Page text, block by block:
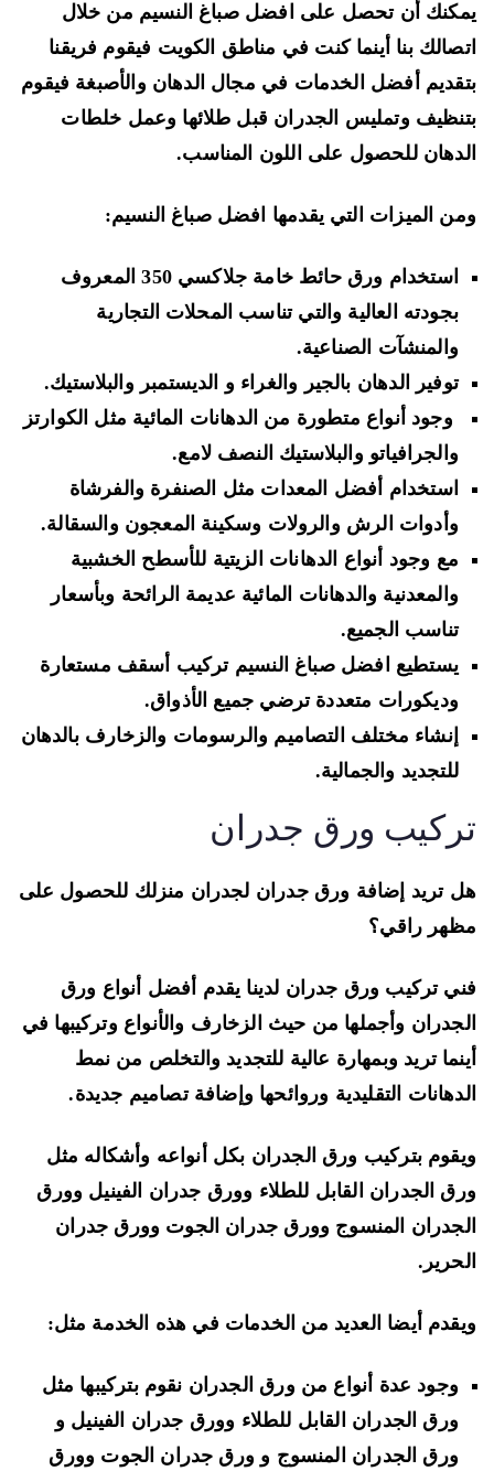
أن تحصل على افضل صباغ النسيم من خلال
بنا أينما كنت في مناطق الكويت فيقوم فريقنا
أفضل الخدمات في مجال الدهان والأصبغة فيقوم
وتمليس الجدران قبل طلائها وعمل خلطات
للحصول على اللون المناسب.
الميزات التي يقدمها افضل صباغ النسيم:
استخدام ورق حائط خامة جلاكسي 350 المعروف
بجودته العالية والتي تناسب المحلات التجارية
والمنشآت الصناعية.
توفير الدهان بالجير والغراء و الديستمبر والبلاستيك.
وجود أنواع متطورة من الدهانات المائية مثل الكوارتز
والجرافياتو والبلاستيك النصف لامع.
استخدام أفضل المعدات مثل الصنفرة والفرشاة
وأدوات الرش والرولات وسكينة المعجون والسقالة.
مع وجود أنواع الدهانات الزيتية للأسطح الخشبية
والمعدنية والدهانات المائية عديمة الرائحة وبأسعار
تناسب الجميع.
يستطيع افضل صباغ النسيم تركيب أسقف مستعارة
وديكورات متعددة ترضي جميع الأذواق.
إنشاء مختلف التصاميم والرسومات والزخارف بالدهان
للتجديد والجمالية.
ورق جدران
تريد إضافة ورق جدران لجدران منزلك للحصول على
راقي؟
تركيب ورق جدران لدينا يقدم أفضل أنواع ورق
وأجملها من حيث الزخارف والأنواع وتركيبها في
تريد وبمهارة عالية للتجديد والتخلص من نمط
التقليدية وروائحها وإضافة تصاميم جديدة.
بتركيب ورق الجدران بكل أنواعه وأشكاله مثل
الجدران القابل للطلاء وورق جدران الفينيل وورق
المنسوج وورق جدران الجوت وورق جدران
أيضا العديد من الخدمات في هذه الخدمة مثل:
وجود عدة أنواع من ورق الجدران نقوم بتركيبها مثل
ورق الجدران القابل للطلاء وورق جدران الفينيل و
ورق الجدران المنسوج و ورق جدران الجوت وورق